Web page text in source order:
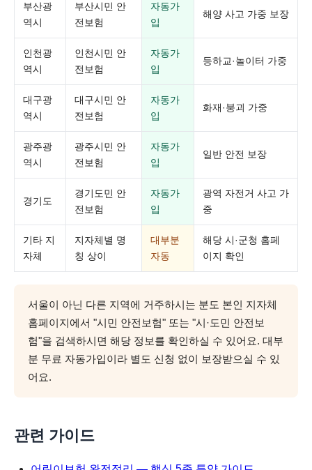
부산광
역시
부산시민 안
전보험
자동가
입
해양 사고 가중 보장
인천광
역시
인천시민 안
전보험
자동가
입
등하교·놀이터 가중
대구광
역시
대구시민 안
전보험
자동가
입
화재·붕괴 가중
광주광
역시
광주시민 안
전보험
자동가
입
일반 안전 보장
경기도
경기도민 안
전보험
자동가
입
광역 자전거 사고 가
중
기타 지
자체
지자체별 명
칭 상이
대부분
자동
해당 시·군청 홈페
이지 확인
서울이 아닌 다른 지역에 거주하시는 분도 본인 지자체
홈페이지에서 "시민 안전보험" 또는 "시·도민 안전보
험"을 검색하시면 해당 정보를 확인하실 수 있어요. 대부
분 무료 자동가입이라 별도 신청 없이 보장받으실 수 있
어요.
관련 가이드